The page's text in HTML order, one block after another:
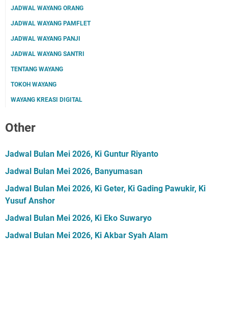
JADWAL WAYANG ORANG
JADWAL WAYANG PAMFLET
JADWAL WAYANG PANJI
JADWAL WAYANG SANTRI
TENTANG WAYANG
TOKOH WAYANG
WAYANG KREASI DIGITAL
Other
Jadwal Bulan Mei 2026, Ki Guntur Riyanto
Jadwal Bulan Mei 2026, Banyumasan
Jadwal Bulan Mei 2026, Ki Geter, Ki Gading Pawukir, Ki
Yusuf Anshor
Jadwal Bulan Mei 2026, Ki Eko Suwaryo
Jadwal Bulan Mei 2026, Ki Akbar Syah Alam